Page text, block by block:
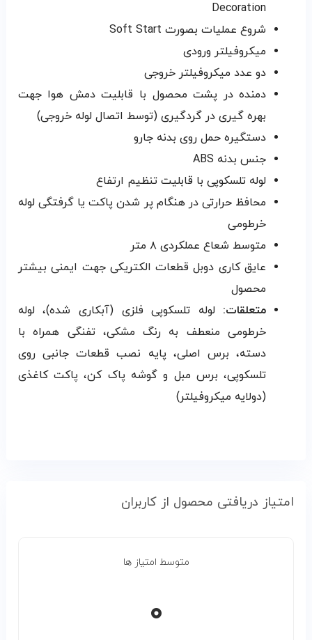
Decoration
شروع عملیات بصورت Soft Start
میکروفیلتر ورودی
دو عدد میکروفیلتر خروجی
دمنده در پشت محصول با قابلیت دمش هوا جهت
بهره گیری در گردگیری (توسط اتصال لوله خروجی)
دستگیره حمل روی بدنه جارو
جنس بدنه ABS
لوله تلسکوپی با قابلیت تنظیم ارتفاع
محافظ حرارتی در هنگام پر شدن پاکت یا گرفتگی لوله
خرطومی
متوسط شعاع عملکردی ۸ متر
عایق کاری دوبل قطعات الکتریکی جهت ایمنی بیشتر
محصول
متعلقات: لوله تلسکوپی فلزی (آبکاری شده)، لوله
خرطومی منعطف به رنگ مشکی، تفنگی همراه با
دسته، برس اصلی، پایه نصب قطعات جانبی روی
تلسکوپی، برس مبل و گوشه پاک کن، پاکت کاغذی
(دولایه میکروفیلتر)
امتیاز دریافتی محصول از کاربران
متوسط امتیاز ها
۰